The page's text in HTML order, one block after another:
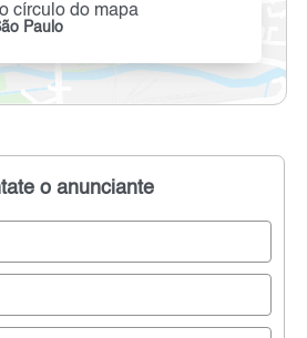
círculo do mapa
Paulo
o anunciante